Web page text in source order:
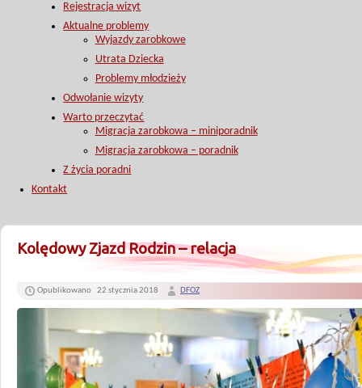
Rejestracja wizyt
Aktualne problemy
Wyjazdy zarobkowe
Utrata Dziecka
Problemy młodzieży
Odwołanie wizyty
Warto przeczytać
Migracja zarobkowa – miniporadnik
Migracja zarobkowa – poradnik
Z życia poradni
Kontakt
Kolędowy Zjazd Rodzin – relacja
Opublikowano 22 stycznia 2018 DFOZ